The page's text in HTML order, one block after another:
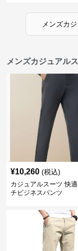
メンズカ
メンズカジュアル
¥10,260 (税込)
カジュアルスーツ 快
チビジネスパンツ